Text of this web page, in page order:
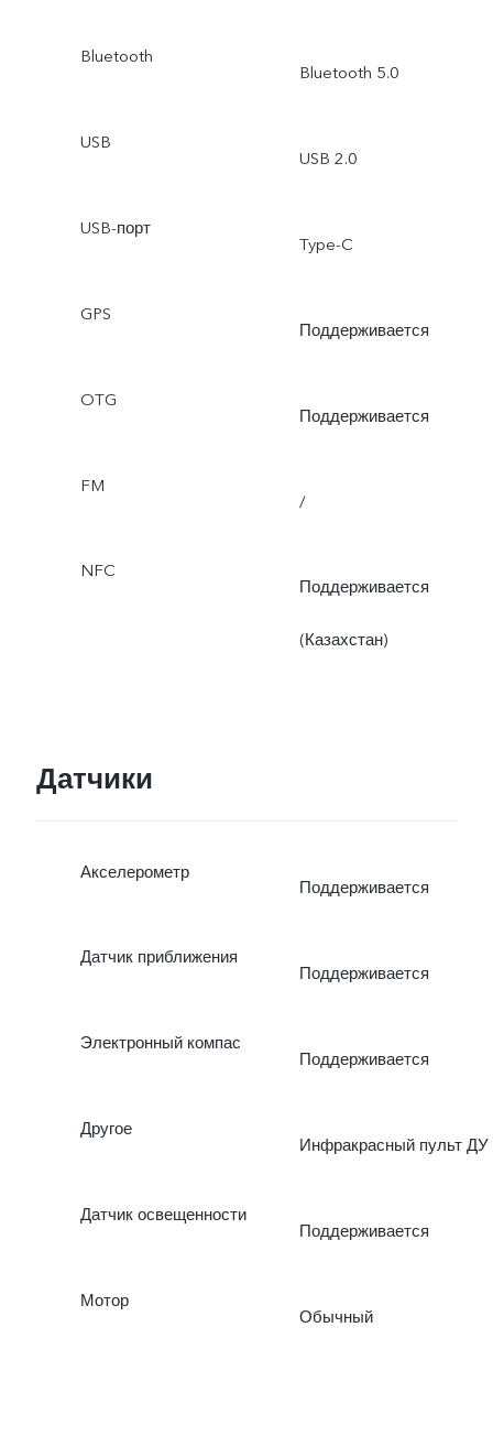
«Живое фото»,
Bluetooth
Bluetooth 5.0
USB
USB 2.0
USB-порт
Type-C
GPS
Поддерживается
OTG
Поддерживается
FM
/
NFC
Поддерживается
(Казахстан)
Датчики
Акселерометр
Поддерживается
Датчик приближения
Поддерживается
Электронный компас
Поддерживается
Другое
Инфракрасный пульт ДУ
Датчик освещенности
Поддерживается
Мотор
Обычный